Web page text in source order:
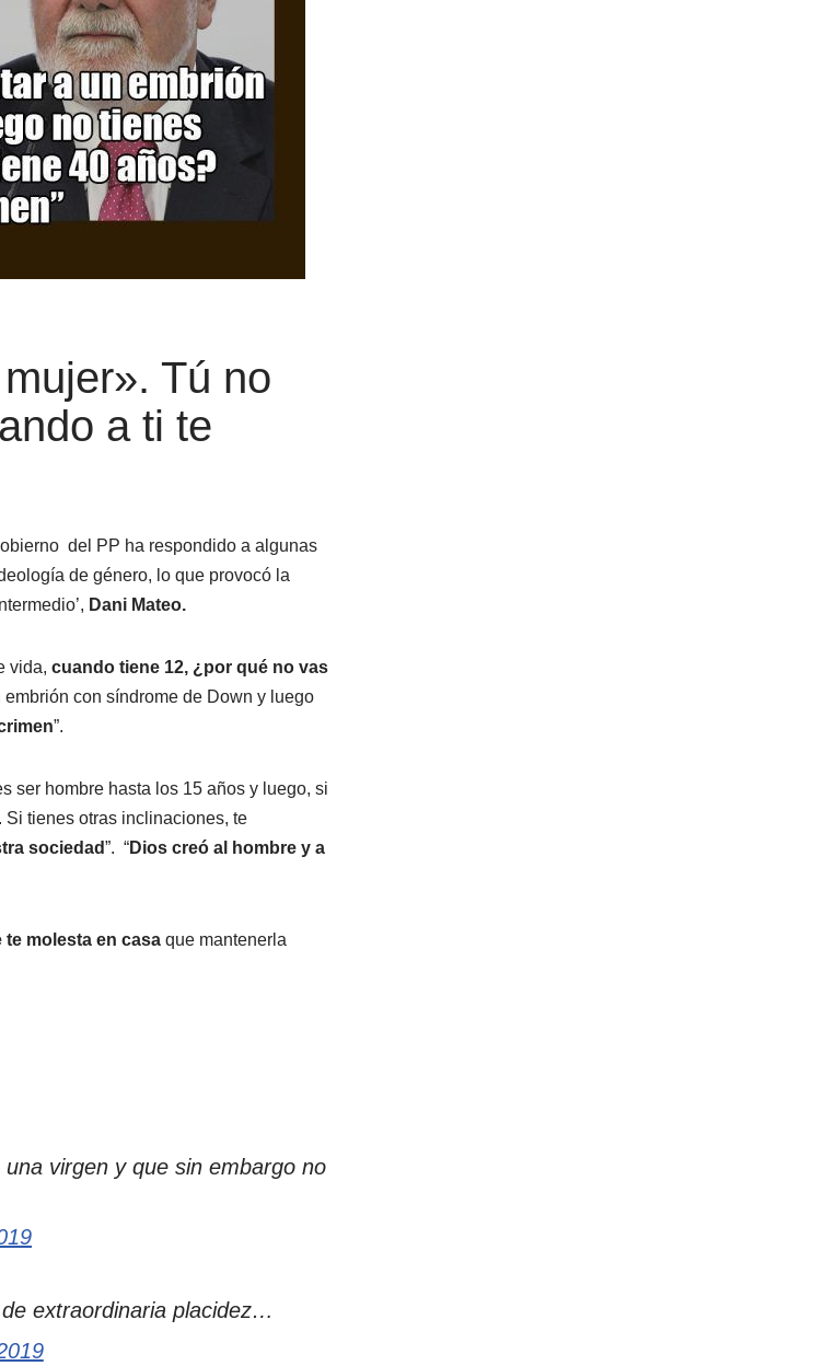
Tú no
a ti te
del PP ha respondido a algunas
de género, lo que provocó la
Dani Mateo.
vida, cuando tiene 12, ¿por qué no vas
con síndrome de Down y luego
”.
ser hombre hasta los 15 años y luego, si
Si tienes otras inclinaciones, te
sociedad”. “Dios creó al hombre y a
te molesta en casa que mantenerla
virgen y que sin embargo no
extraordinaria placidez…